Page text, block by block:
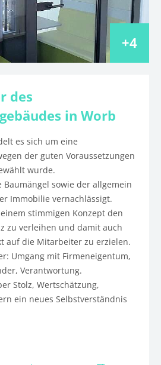
4
des
in Worb
es sich um eine
der guten Voraussetzungen
wurde.
sowie der allgemein
Immobilie vernachlässigt.
stimmigen Konzept den
zu verleihen und damit auch
auf die Mitarbeiter zu erzielen.
Umgang mit Firmeneigentum,
Verantwortung.
Stolz, Wertschätzung,
ein neues Selbstverständnis